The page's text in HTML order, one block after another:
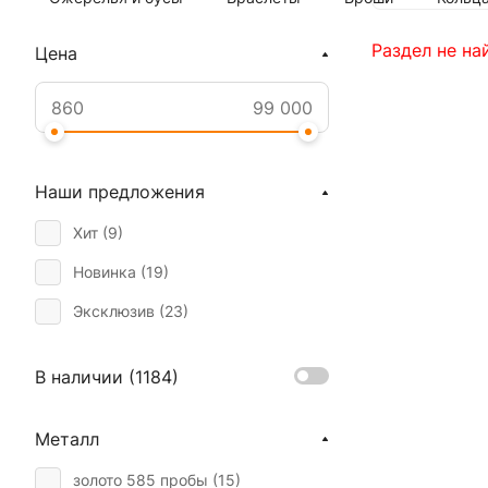
Раздел не
Цена
Наши предложения
Хит (9)
Новинка (19)
Эксклюзив (23)
В наличии (1184)
Металл
золото 585 пробы (15)